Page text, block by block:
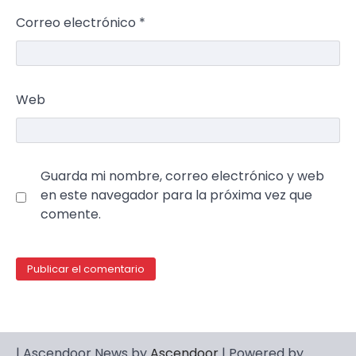
Correo electrónico *
Web
Guarda mi nombre, correo electrónico y web
en este navegador para la próxima vez que
comente.